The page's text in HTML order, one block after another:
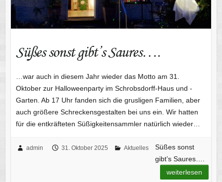
Süßes sonst gibt’s Saures….
…war auch in diesem Jahr wieder das Motto am 31.
Oktober zur Halloweenparty im Schrobsdorff-Haus und -
Garten. Ab 17 Uhr fanden sich die grusligen Familien, aber
auch größere Schreckensgestalten bei uns ein. Wir hatten
für die entkräfteten Süßigkeitensammler natürlich wieder…
admin 31. Oktober 2025 Aktuelles
Süßes sonst
gibt’s Saures….
weiterlesen